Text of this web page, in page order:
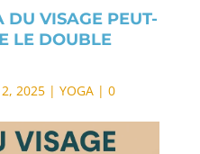
DU VISAGE PEUT-
LE DOUBLE
2025| YOGA| 0